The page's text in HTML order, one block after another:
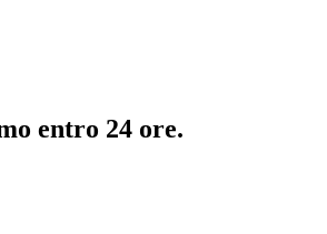
entro 24 ore.